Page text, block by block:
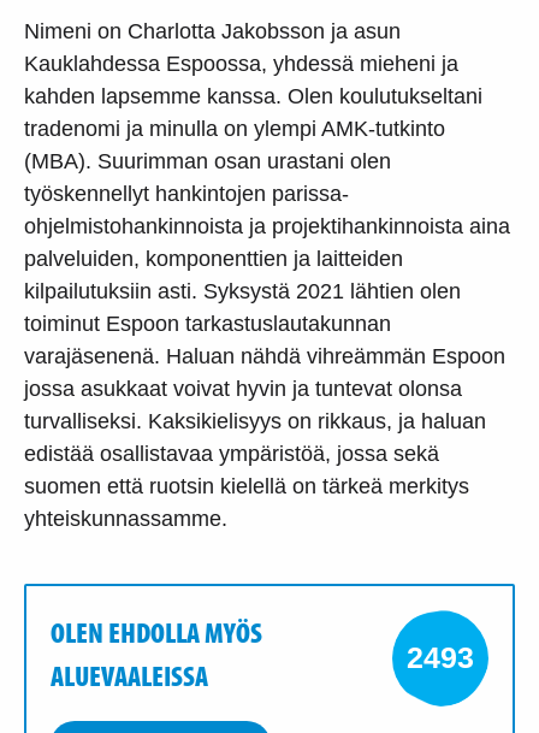
Nimeni on Charlotta Jakobsson ja asun
Kauklahdessa Espoossa, yhdessä mieheni ja
kahden lapsemme kanssa. Olen koulutukseltani
tradenomi ja minulla on ylempi AMK-tutkinto
(MBA). Suurimman osan urastani olen
työskennellyt hankintojen parissa-
ohjelmistohankinnoista ja projektihankinnoista aina
palveluiden, komponenttien ja laitteiden
kilpailutuksiin asti. Syksystä 2021 lähtien olen
toiminut Espoon tarkastuslautakunnan
varajäsenenä. Haluan nähdä vihreämmän Espoon
jossa asukkaat voivat hyvin ja tuntevat olonsa
turvalliseksi. Kaksikielisyys on rikkaus, ja haluan
edistää osallistavaa ympäristöä, jossa sekä
suomen että ruotsin kielellä on tärkeä merkitys
yhteiskunnassamme.
OLEN EHDOLLA MYÖS
ALUEVAALEISSA
2493